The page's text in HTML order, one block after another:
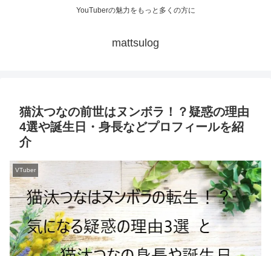
YouTuberの魅力をもっと多くの方に
mattsulog
猫汰つなの前世はヌンボラ！？疑惑の理由
4選や誕生日・身長などプロフィールを紹
介
VTuber